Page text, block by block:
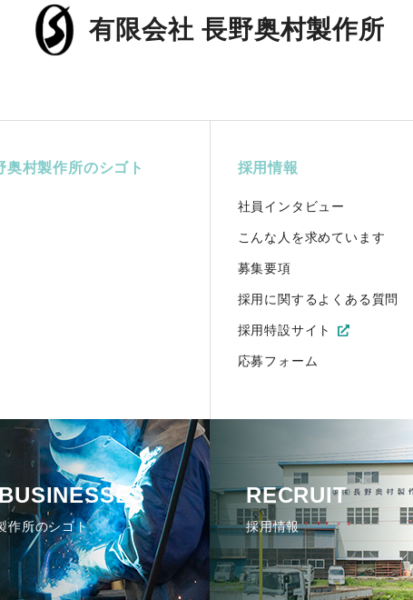
有限会社 長野奥村製作所
奥村製作所のシゴト 採用情報
社員インタビュー
こんな人を求めています
募集要項
採用に関するよくある質問
採用特設サイト
応募フォーム
作所のシゴト
RECRUIT
採用情報